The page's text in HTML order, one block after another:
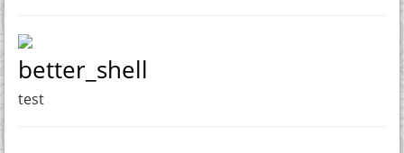
better_shell
test